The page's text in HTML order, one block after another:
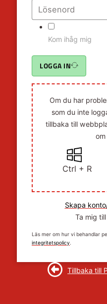
Kom ihåg mig
LOGGA IN
Om du har
som du inte
tillbaka till
om
Ctrl + R
Skapa
Ta mig till
Läs mer om hur vi behandlar
integritetspolicy.
Tillbaka till